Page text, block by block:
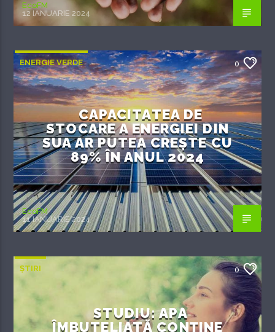
EcoFM
12 IANUARIE 2024
ENERGIE VERDE 0
CAPACITATEA DE
STOCARE A ENERGIEI DIN
SUA AR PUTEA CREȘTE CU
89% ÎN ANUL 2024
EcoFM
11 IANUARIE 2024
ȘTIRI 0
STUDIU: APA
ÎMBUTELIATĂ CONȚINE